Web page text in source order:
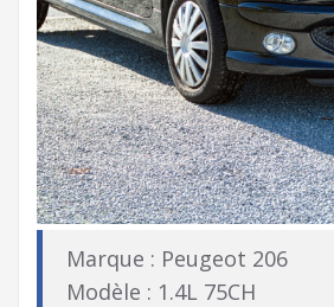
Marque : Peugeot 206
Modèle : 1.4L 75CH